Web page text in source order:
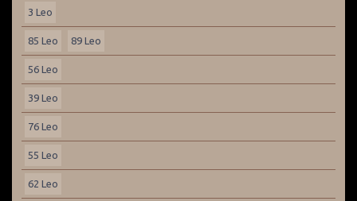
3 Leo
85 Leo 89 Leo
56 Leo
39 Leo
76 Leo
55 Leo
62 Leo